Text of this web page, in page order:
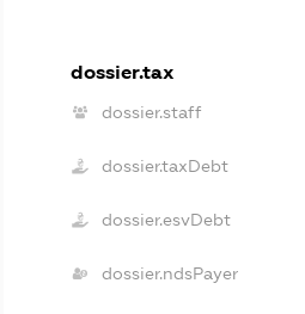
dossier.tax
dossier.staff
dossier.taxDebt
dossier.esvDebt
dossier.ndsPayer